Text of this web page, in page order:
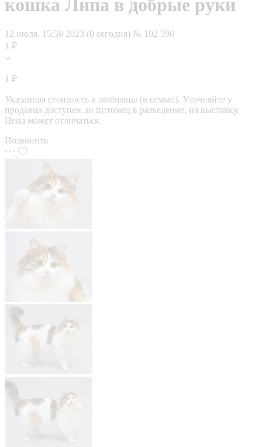
кошка Липа в добрые руки
12 июля, 15:59 2023 (0 сегодня) № 102 596
1 ₽
1 ₽
Указанная стоимость в любимцы (в семью). Уточняйте у
продавца доступен ли питомец в разведение, на выставку.
Цена может отличаться.
Позвонить